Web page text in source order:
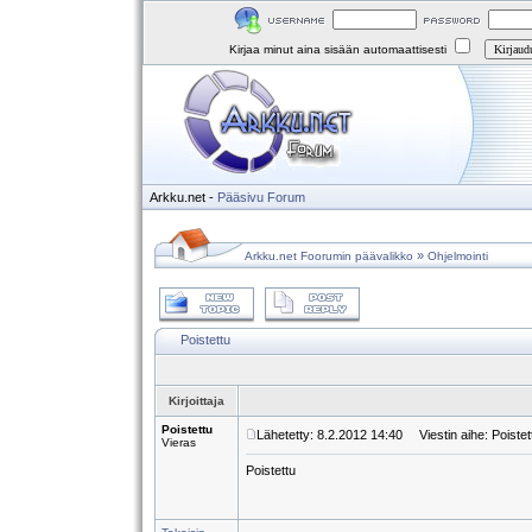
Kirjaa minut aina sisään automaattisesti
Arkku.net - Pääsivu Forum
Arkku.net Foorumin päävalikko » Ohjelmointi
Poistettu
Kirjoittaja
Poistettu
Vieras
Lähetetty: 8.2.2012 14:40 Viestin aihe:
Poistettu